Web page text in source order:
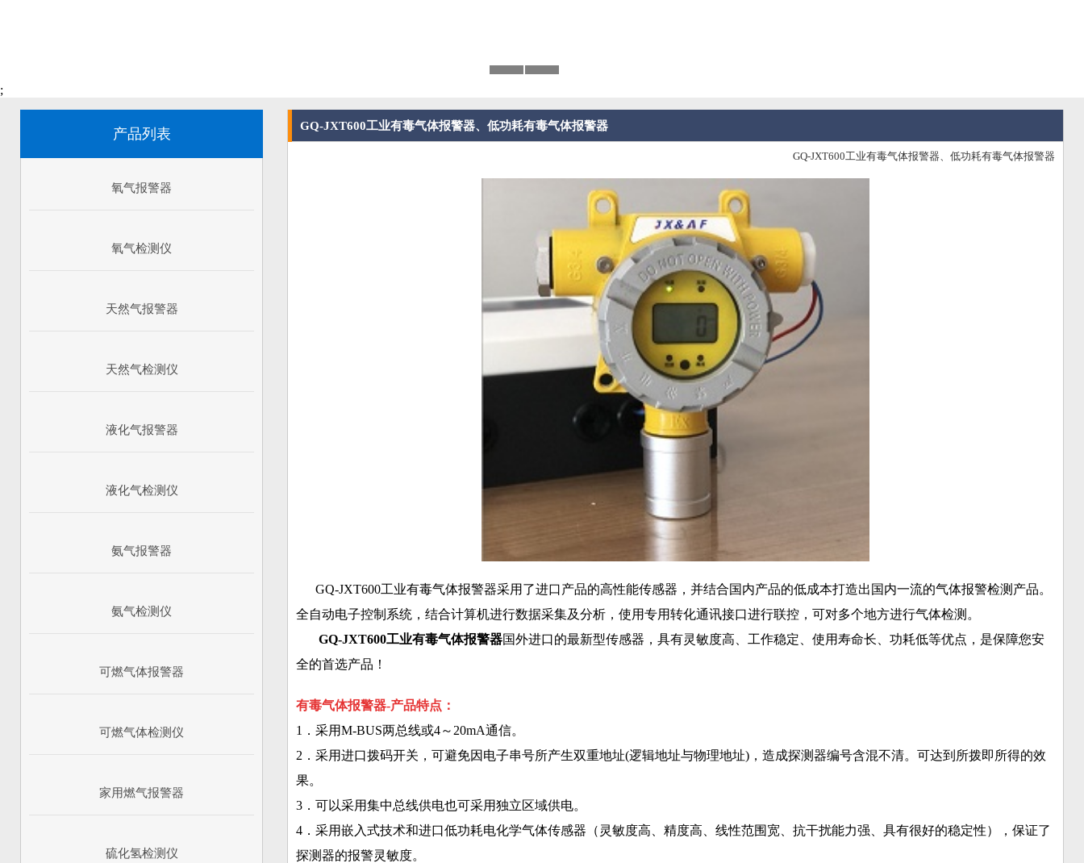
;
产品列表
氧气报警器
氧气检测仪
天然气报警器
天然气检测仪
液化气报警器
液化气检测仪
氨气报警器
氨气检测仪
可燃气体报警器
可燃气体检测仪
家用燃气报警器
硫化氢检测仪
GQ-JXT600工业有毒气体报警器​、低功耗有毒气体报警器
GQ-JXT600工业有毒气体报警器​、低功耗有毒气体报警器
GQ-JXT600工业有毒气体报警器采用了进口产品的高性能传感器，并结合国内产品的低成本打造出国内一流的气体报警检测产品。
全自动电子控制系统，结合计算机进行数据采集及分析，使用专用转化通讯接口进行联控，可对多个地方进行气体检测。
GQ-JXT600工业有毒气体报警器国外进口的最新型传感器，具有灵敏度高、工作稳定、使用寿命长、功耗低等优点，是保障您安
全的首选产品！
有毒气体报警器-产品特点：
1．采用M-BUS两总线或4～20mA通信。
2．采用进口拨码开关，可避免因电子串号所产生双重地址(逻辑地址与物理地址)，造成探测器编号含混不清。可达到所拨即所得的效
果。
3．可以采用集中总线供电也可采用独立区域供电。
4．采用嵌入式技术和进口低功耗电化学气体传感器（灵敏度高、精度高、线性范围宽、抗干扰能力强、具有很好的稳定性），保证了
探测器的报警灵敏度。